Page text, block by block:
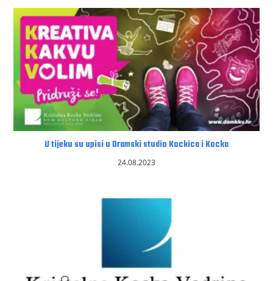
U tijeku su upisi u Dramski studio Kockica i Kocka
24.08.2023